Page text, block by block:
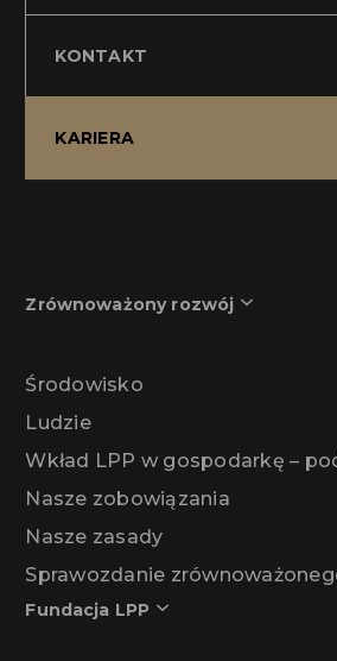
KONTAKT
KARIERA
Zrównoważony rozwój
Środowisko
Ludzie
Wkład LPP w gospodarkę –
Nasze zobowiązania
Nasze zasady
Sprawozdanie
Fundacja LPP